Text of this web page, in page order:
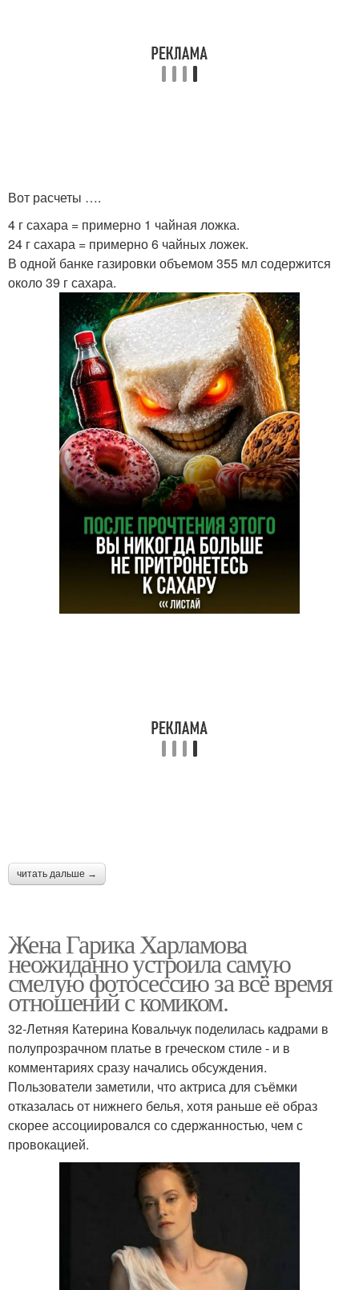
Вот расчеты ….
4 г сахара = примерно 1 чайная ложка.
24 г сахара = примерно 6 чайных ложек.
В одной банке газировки объемом 355 мл содержится
около 39 г сахара.
читать дальше →
Жена Гарика Харламова
неожиданно устроила самую
смелую фотосессию за всё время
отношений с комиком.
32-Летняя Катерина Ковальчук поделилась кадрами в
полупрозрачном платье в греческом стиле - и в
комментариях сразу начались обсуждения.
Пользователи заметили, что актриса для съёмки
отказалась от нижнего белья, хотя раньше её образ
скорее ассоциировался со сдержанностью, чем с
провокацией.